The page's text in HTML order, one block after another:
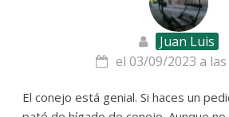
Juan Luis
el 03/09/2023 a las
El conejo está genial. Si haces un